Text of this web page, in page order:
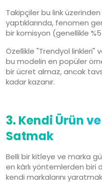
Takipçiler bu link
yaptıklarında, fenomen
bir komisyon (genellikle %5
Özellikle "Trendyol linkleri"
bu modelin en popüler
bir ücret almaz, ancak
kadar kazanır.
3. Kendi Ürün
Satmak
Belli bir kitleye ve marka
en kârlı yöntemlerden biri
kendi markalarını